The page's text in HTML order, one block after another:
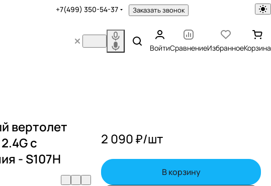
+7(499) 350-54-37 Заказать звонок
ВойтиСравнениеИзбранноеКорзина
вертолет
с
- S107H
2 090 ₽/шт
В корзину